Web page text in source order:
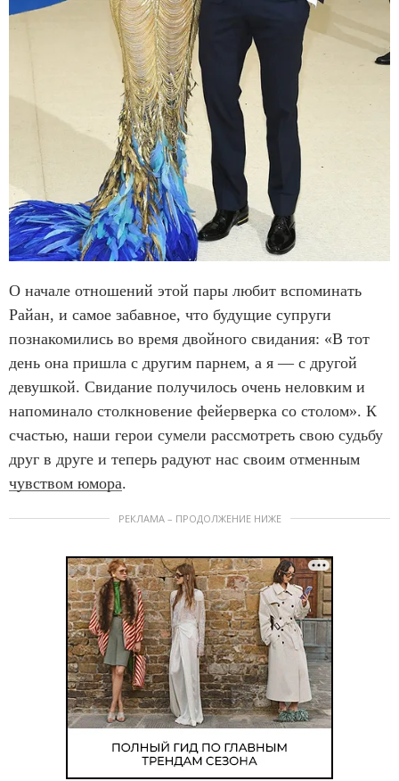
О начале отношений этой пары любит вспоминать
Райан, и самое забавное, что будущие супруги
познакомились во время двойного свидания: «В тот
день она пришла с другим парнем, а я — с другой
девушкой. Свидание получилось очень неловким и
напоминало столкновение фейерверка со столом». К
счастью, наши герои сумели рассмотреть свою судьбу
друг в друге и теперь радуют нас своим отменным
чувством юмора.
РЕКЛАМА – ПРОДОЛЖЕНИЕ НИЖЕ